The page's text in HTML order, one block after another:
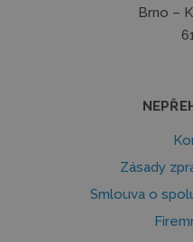
Brno –
Zásady
Smlouva o